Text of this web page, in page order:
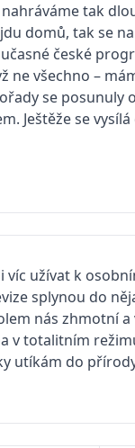
tak
domů, tak se
české
všechno –
se
Ještěže se
užívat k
splynou do
nás zhmotní
totalitním
do